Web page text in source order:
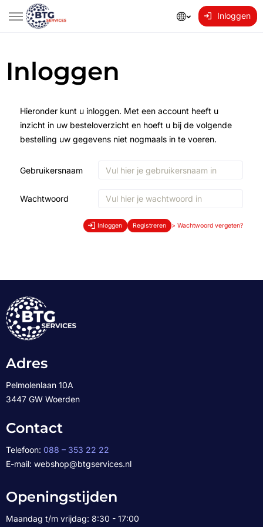
Inloggen
Inloggen
Hieronder kunt u inloggen. Met een account heeft u
inzicht in uw besteloverzicht en hoeft u bij de volgende
bestelling uw gegevens niet nogmaals in te voeren.
Gebruikersnaam
Wachtwoord
Inloggen Registreren > Wachtwoord vergeten?
Adres
Pelmolenlaan 10A
3447 GW Woerden
Contact
Telefoon: 088 – 353 22 22
E-mail: webshop@btgservices.nl
Openingstijden
Maandag t/m vrijdag: 8:30 - 17:00